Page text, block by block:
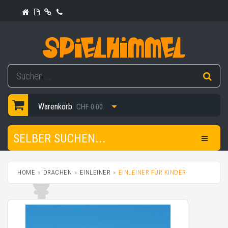
Warenkorb: CHF 0.00
SELBER SUCHEN...
HOME DRACHEN EINLEINER EINLEINER FÜR KINDER